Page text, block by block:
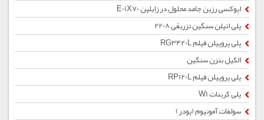
اپوکسی رزین جامد محلول در زایلین E01X70
پلی اتیلن سنگین تزریقی 2208
پلی پروپیلن فیلم RG3420L
الکیل بنزن سنگین
پلی پروپیلن فیلم RP120L
پلی کربنات W1
سولفات آمونیوم (پودر)